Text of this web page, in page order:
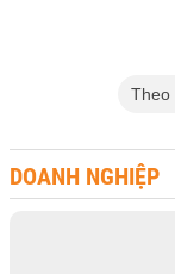
Theo
DOANH NGHIỆP